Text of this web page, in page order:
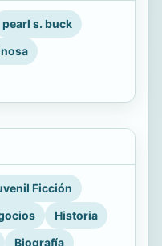
pearl s. buck
Ficción
Historia
Biografía